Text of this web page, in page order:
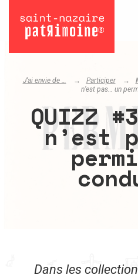
J’ai envie de … Participer
n’est pas… un
QUIZZ
n’est
Dans les